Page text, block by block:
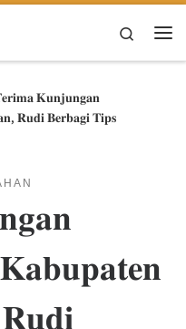
Search
𝐊𝐮𝐧𝐣𝐮𝐧𝐠𝐚𝐧
𝐑𝐮𝐝𝐢 𝐁𝐞𝐫𝐛𝐚𝐠𝐢 𝐓𝐢𝐩𝐬
𝐑𝐮𝐝𝐢